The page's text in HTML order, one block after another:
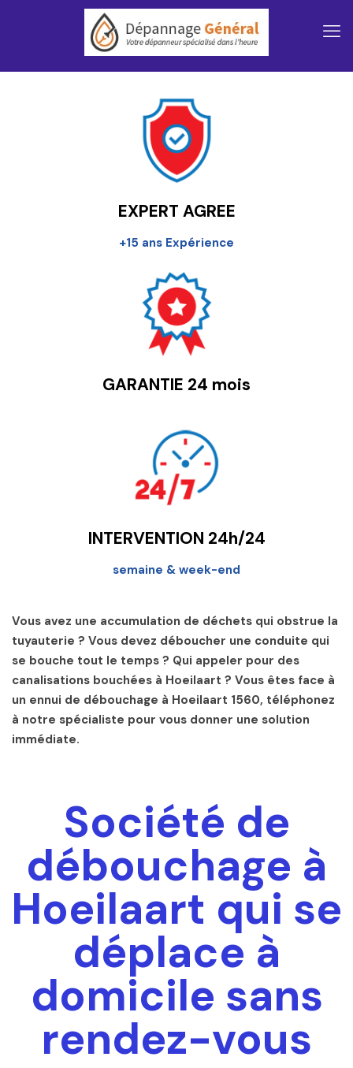
EXPERT AGREE
+15 ans Expérience
GARANTIE 24 mois
INTERVENTION 24h/24
semaine & week-end
Vous avez une accumulation de déchets qui obstrue la
tuyauterie ? Vous devez déboucher une conduite qui
se bouche tout le temps ? Qui appeler pour des
canalisations bouchées à Hoeilaart ? Vous êtes face à
un ennui de débouchage à Hoeilaart 1560, téléphonez
à notre spécialiste pour vous donner une solution
immédiate.
Société de
débouchage à
Hoeilaart qui se
déplace à
domicile sans
rendez-vous